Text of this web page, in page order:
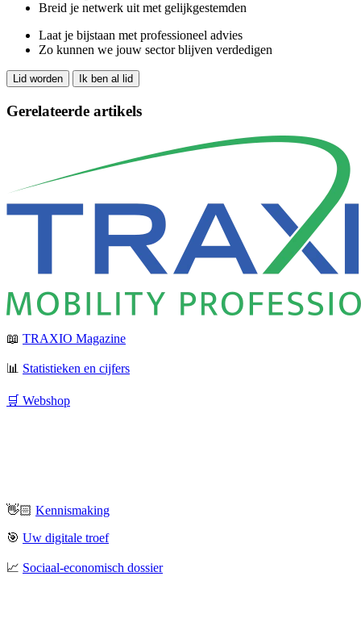
Breid je netwerk uit met gelijkgestemden
Laat je bijstaan met professioneel advies
Zo kunnen we jouw sector blijven verdedigen
Lid worden Ik ben al lid
Gerelateerde artikels
📖 TRAXIO Magazine
📊 Statistieken en cijfers
🛒 Webshop
👋🏻 Kennismaking
🎯 Uw digitale troef
📈 Sociaal-economisch dossier